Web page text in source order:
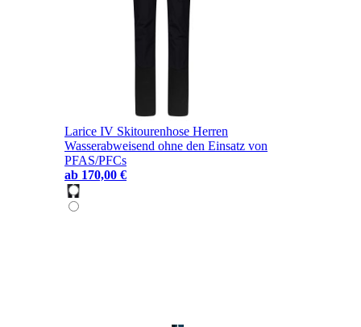
Larice IV Skitourenhose Herren
Wasserabweisend ohne den Einsatz von
PFAS/PFCs
ab 170,00 €